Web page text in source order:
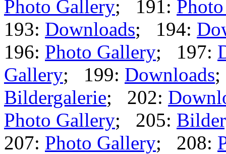
Photo Gallery; 191:
193: Downloads; 194:
196: Photo Gallery; 197:
Gallery; 199: Downloads
Bildergalerie; 202:
Photo Gallery; 205:
207: Photo Gallery; 208: